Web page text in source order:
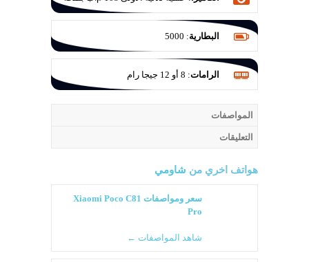
عدسة F/1.8 والثانية 8 م.ب للتصوير الواسع
بفتحة عدسة F/2.2 والثالثة للماكرو 5 م.ب
بفتحة عدسة F/2.4
البطارية:
5000
الرامات: 8 أو 12 جيجا رام
المواصفات
التعليقات
هواتف اخري من شاومي
سعر ومواصفات Xiaomi Poco C81
Pro
شاهد المواصفات ←